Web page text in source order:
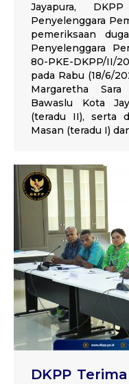
Jayapura,
Penyelenggara
pemeriksaan
Penyelenggara
80-PKE-DKPP/II/
pada Rabu (18/6/
Margaretha
Bawaslu Kota
(teradu II), serta
Masan (teradu I)
DKPP